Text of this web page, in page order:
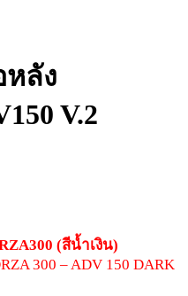
ลัง
V.2
(สีน้ำเงิน)
300 – ADV 150 DARK